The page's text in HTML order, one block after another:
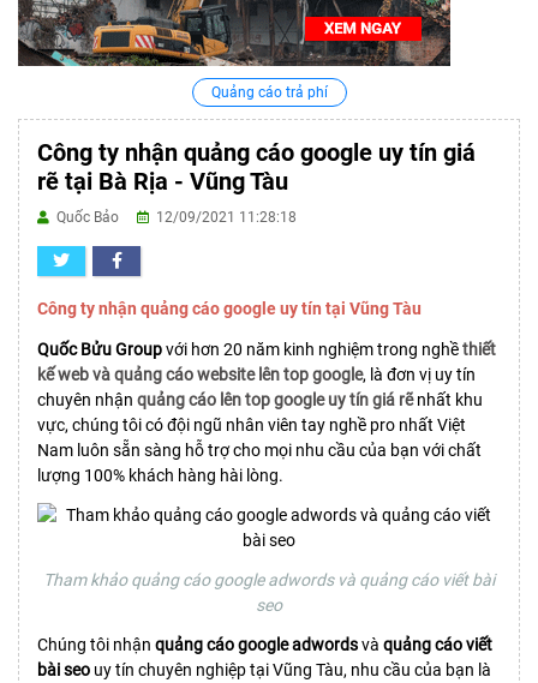
Quảng cáo trả phí
Công ty nhận quảng cáo google uy tín giá
rẽ tại Bà Rịa - Vũng Tàu
Quốc Bảo 12/09/2021 11:28:18
Công ty nhận quảng cáo google uy tín tại Vũng Tàu
Quốc Bửu Groupvới hơn 20 năm kinh nghiệm trong nghềthiết
kế web và quảng cáo website lên top google, là đơn vị uy tín
chuyên nhận quảng cáo lên top google uy tín giá rẽnhất khu
vực, chúng tôi có đội ngũ nhân viên tay nghề pro nhất Việt
Nam luôn sẵn sàng hỗ trợ cho mọi nhu cầu của bạn với chất
lượng 100% khách hàng hài lòng.
Tham khảo quảng cáo google adwords và quảng cáo viết bài
seo
Chúng tôi nhận quảng cáo google adwordsvà quảng cáo viết
bài seo uy tín chuyên nghiệp tại Vũng Tàu, nhu cầu của bạn là